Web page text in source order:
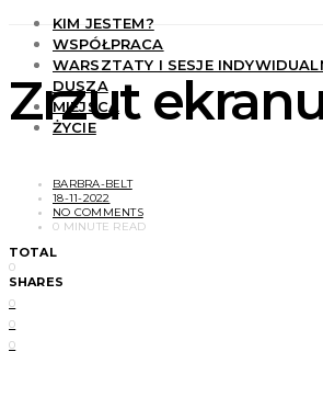
KIM JESTEM?
WSPÓŁPRACA
WARSZTATY I SESJE
DUSZA
MIEJSCA
ŻYCIE
Zrzut ekranu
BARBRA-BELT
18-11-2022
NO COMMENTS
0 MINUTE READ
TOTAL
0
SHARES
0
0
0